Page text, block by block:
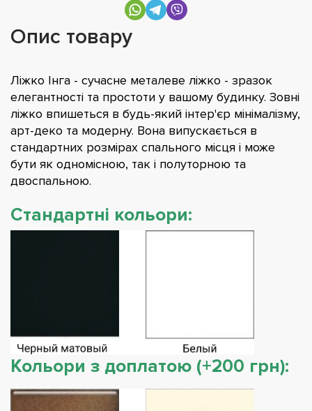
Опис товару
Ліжко Інга - сучасне металеве ліжко - зразок
елегантності та простоти у вашому будинку. Зовні
ліжко впишеться в будь-який інтер'єр мінімалізму,
арт-деко та модерну. Вона випускається в
стандартних розмірах спального місця і може
бути як одномісною, так і полуторною та
двоспальною.
Стандартні кольори:
Кольори з доплатою (+200 грн):